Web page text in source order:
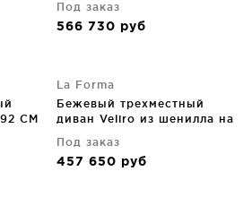
съемным чехлом
270X107X64 CM
Под заказ
566 730 руб
CM
La Forma
Бежевый трехместный
диван Veliro из шенилла на
240 CM
Под заказ
457 650 руб